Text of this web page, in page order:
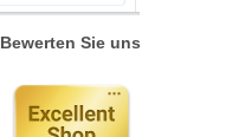
Bewerten Sie uns